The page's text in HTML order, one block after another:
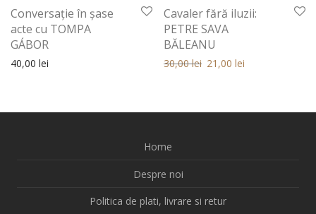
Conversaţie în şase
acte cu TOMPA
GÁBOR
40,00 lei
Cavaler fără iluzii:
PETRE SAVA
BĂLEANU
Prețul inițial a fost: 30,00 lei.
30,00lei Prețul curent este:
21,00 lei
Home
Despre noi
Politica de plati, livrare si retur